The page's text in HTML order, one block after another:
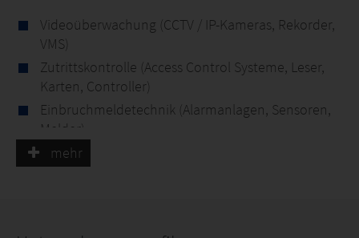
Videoüberwachung (CCTV / IP-Kameras, Rekorder,
VMS)
Zutrittskontrolle (Access Control Systeme, Leser,
Karten, Controller)
Einbruchmeldetechnik (Alarmanlagen, Sensoren,
Melder)
Brandmeldetechnik (Brandmeldezentralen, Rauch-
und Wärmemelder)
mehr